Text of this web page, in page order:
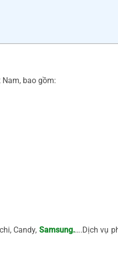
bao gồm:
Candy, Samsung.….Dịch vụ